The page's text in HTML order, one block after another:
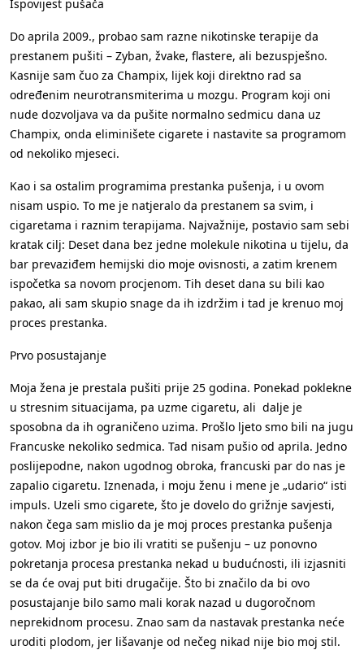
Ispovijest pušača
Do aprila 2009., probao sam razne nikotinske terapije da
prestanem pušiti – Zyban, žvake, flastere, ali bezuspješno.
Kasnije sam čuo za Champix, lijek koji direktno rad sa
određenim neurotransmiterima u mozgu. Program koji oni
nude dozvoljava va da pušite normalno sedmicu dana uz
Champix, onda eliminišete cigarete i nastavite sa programom
od nekoliko mjeseci.
Kao i sa ostalim programima prestanka pušenja, i u ovom
nisam uspio. To me je natjeralo da prestanem sa svim, i
cigaretama i raznim terapijama. Najvažnije, postavio sam sebi
kratak cilj: Deset dana bez jedne molekule nikotina u tijelu, da
bar prevaziđem hemijski dio moje ovisnosti, a zatim krenem
ispočetka sa novom procjenom. Tih deset dana su bili kao
pakao, ali sam skupio snage da ih izdržim i tad je krenuo moj
proces prestanka.
Prvo posustajanje
Moja žena je prestala pušiti prije 25 godina. Ponekad poklekne
u stresnim situacijama, pa uzme cigaretu, ali dalje je
sposobna da ih ograničeno uzima. Prošlo ljeto smo bili na jugu
Francuske nekoliko sedmica. Tad nisam pušio od aprila. Jedno
poslijepodne, nakon ugodnog obroka, francuski par do nas je
zapalio cigaretu. Iznenada, i moju ženu i mene je „udario“ isti
impuls. Uzeli smo cigarete, što je dovelo do grižnje savjesti,
nakon čega sam mislio da je moj proces prestanka pušenja
gotov. Moj izbor je bio ili vratiti se pušenju – uz ponovno
pokretanja procesa prestanka nekad u budućnosti, ili izjasniti
se da će ovaj put biti drugačije. Što bi značilo da bi ovo
posustajanje bilo samo mali korak nazad u dugoročnom
neprekidnom procesu. Znao sam da nastavak prestanka neće
uroditi plodom, jer lišavanje od nečeg nikad nije bio moj stil.